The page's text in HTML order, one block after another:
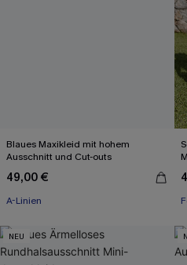
Blaues Maxikleid mit hohem
Ausschnitt und Cut-outs
49,00 €
A-Linien
NEU